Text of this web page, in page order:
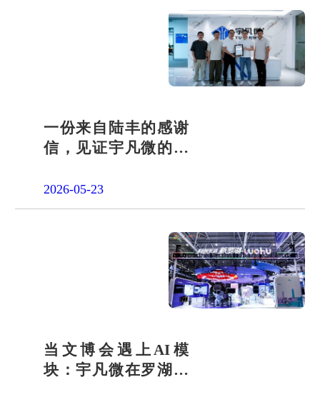
一份来自陆丰的感谢
信，见证宇凡微的社
2026-05-23
当文博会遇上AI模
块：宇凡微在罗湖展